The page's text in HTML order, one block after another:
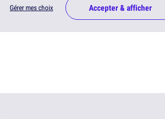
Gérer mes choix Accepter & afficher